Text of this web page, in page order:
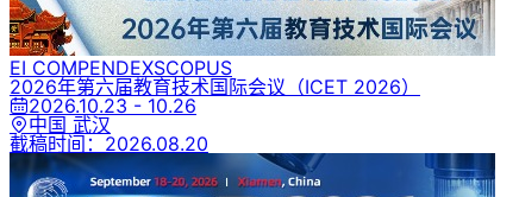
EI COMPENDEXSCOPUS
2026年第六届教育技术国际会议 （ICET 2026）
2026.10.23 - 10.26
中国 武汉
截稿时间： 2026.08.20